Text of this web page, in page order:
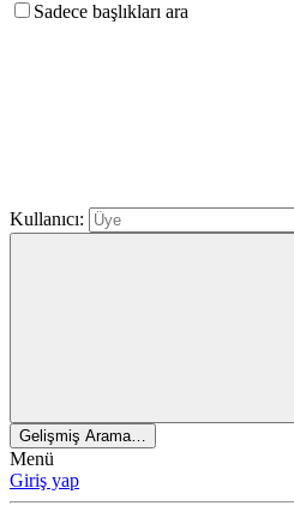
Sadece başlıkları ara
Kullanıcı:
Gelişmiş Arama…
Menü
Giriş yap